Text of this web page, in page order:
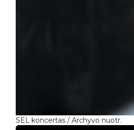
SEL koncertas / Archyvo nuotr.